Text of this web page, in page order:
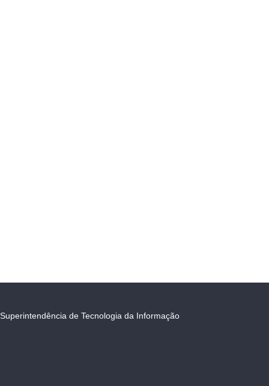
Superintendência de Tecnologia da Informação